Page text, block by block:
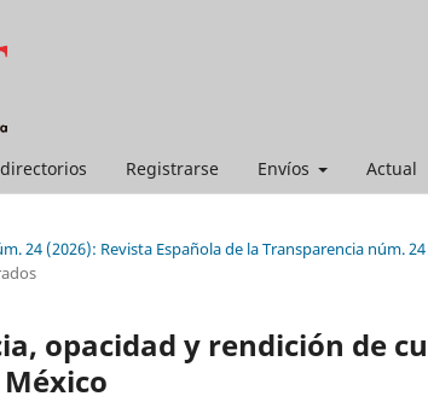
Registrarse Envíos Actual
24 (2026): Revista Española de la Transparencia núm.
opacidad y rendición de